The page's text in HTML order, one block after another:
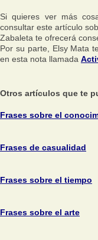
Si quieres ver más
consultar este artículo
Zabaleta te ofrecerá
Por su parte, Elsy Mata
en esta nota llamada
Otros artículos que te
Frases sobre el
Frases de casualidad
Frases sobre el tiempo
Frases sobre el arte